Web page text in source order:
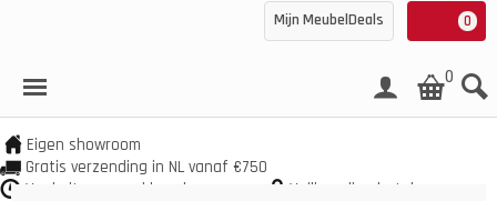
0
Mijn MeubelDeals
0
Eigen showroom
Gratis verzending in NL vanaf €750
Veel uit voorraad leverbaar
Veilig online betalen